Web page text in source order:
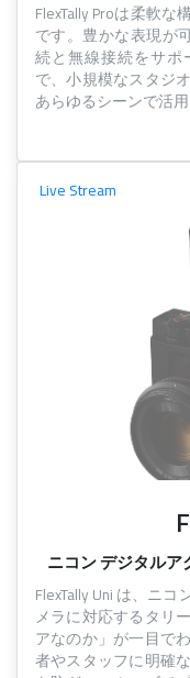
FlexTally Proは柔軟
です。豊かな表現が
続と無線接続をサ
で、小規模なスタジ
あらゆるシーンで活用
Live Stream
ニコン デジタル
FlexTally Uni は、ニ
メラに対応するタリ
アなのか」が一目で
者やスタッフに明確